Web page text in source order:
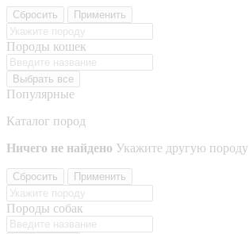
Сбросить Применить
Породы кошек
Выбрать все
Популярные
Каталог пород
Ничего не найдено Укажите другую породу
Сбросить Применить
Породы собак